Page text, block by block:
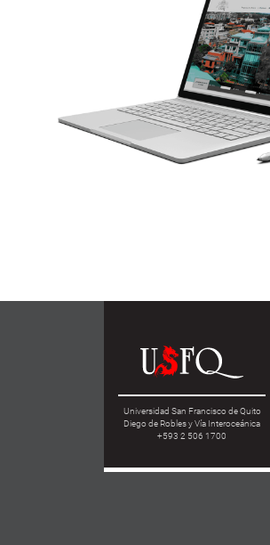
Universidad San Francisco de Quito
Diego de Robles y Vía Interoceánica
+593 2 506 1700